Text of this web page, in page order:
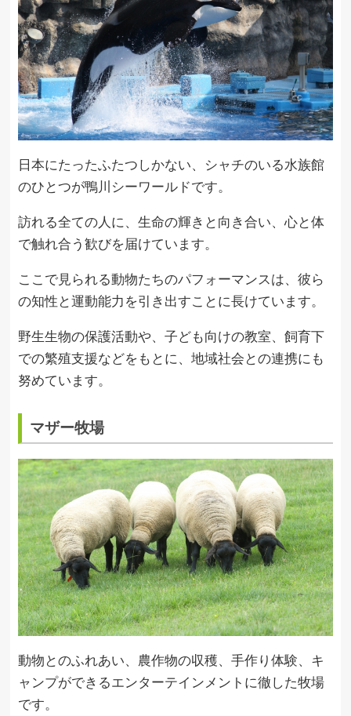
日本にたったふたつしかない、シャチのいる水族館
のひとつが鴨川シーワールドです。
訪れる全ての人に、生命の輝きと向き合い、心と体
で触れ合う歓びを届けています。
ここで見られる動物たちのパフォーマンスは、彼ら
の知性と運動能力を引き出すことに長けています。
野生生物の保護活動や、子ども向けの教室、飼育下
での繁殖支援などをもとに、地域社会との連携にも
努めています。
マザー牧場
動物とのふれあい、農作物の収穫、手作り体験、キ
ャンプができるエンターテインメントに徹した牧場
です。